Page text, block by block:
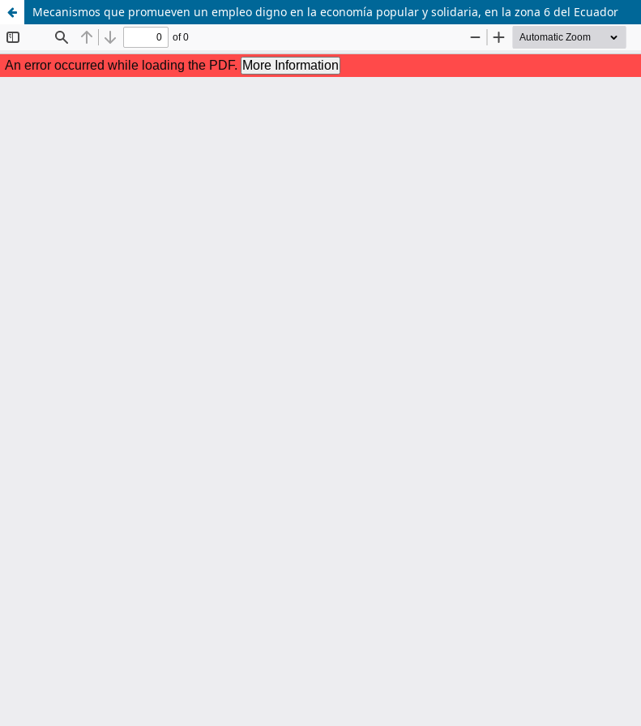
Mecanismos que promueven un empleo digno en la economía popular y solidaria, en la zona 6 del Ecuador